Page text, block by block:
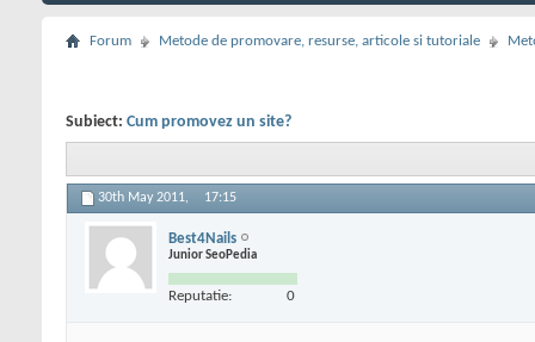
Forum Metode de promovare, resurse, articole si tutoriale
Subiect: Cum promovez un site?
30th May 2011, 17:15
Best4Nails
Junior SeoPedia
Reputatie: 0